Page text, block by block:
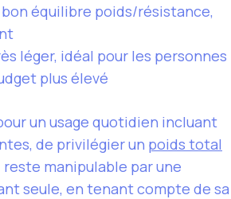
bon équilibre poids/résistance,
léger, idéal pour les personnes
plus élevé
un usage quotidien incluant
de privilégier un poids total
reste manipulable par une
seule, en tenant compte de sa